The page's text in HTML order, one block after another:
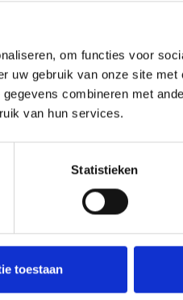
om functies voor
uw gebruik van onze site
combineren met
van hun services.
Statistieken
toestaan
kan